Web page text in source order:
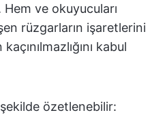
Hem ve okuyucuları
rüzgarların işaretlerini
kabul
özetlenebilir: